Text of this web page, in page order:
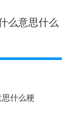
么意思什么